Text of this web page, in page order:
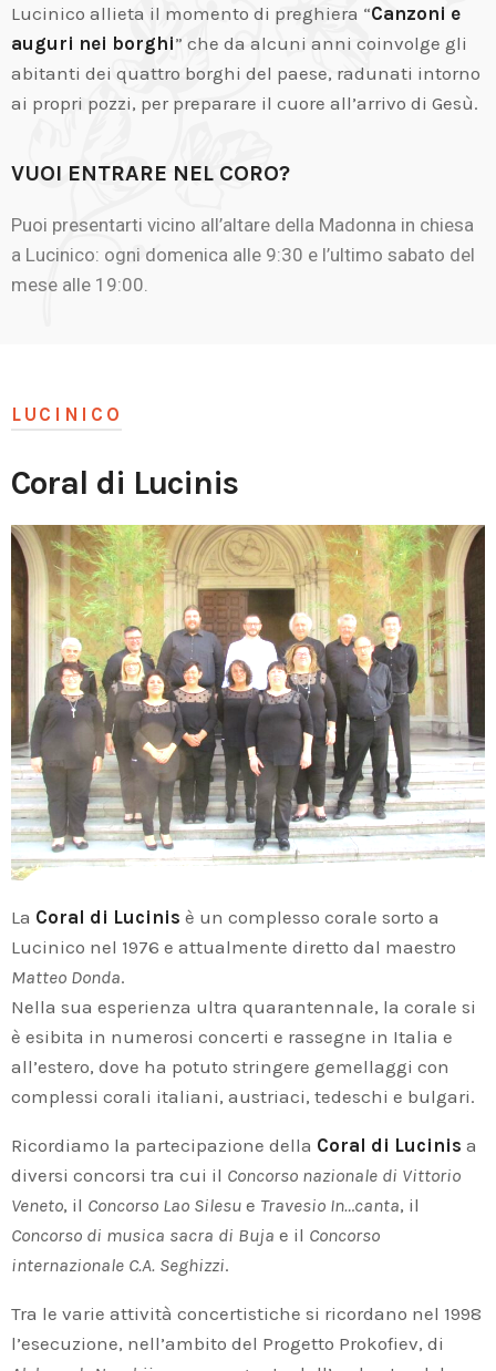
Lucinico allieta il momento di preghiera “Canzoni e
auguri nei borghi” che da alcuni anni coinvolge gli
abitanti dei quattro borghi del paese, radunati intorno
ai propri pozzi, per preparare il cuore all’arrivo di Gesù.
VUOI ENTRARE NEL CORO?
Puoi presentarti vicino all’altare della Madonna in chiesa
a Lucinico: ogni domenica alle 9:30 e l’ultimo sabato del
mese alle 19:00.
LUCINICO
Coral di Lucinis
La Coral di Lucinis è un complesso corale sorto a
Lucinico nel 1976 e attualmente diretto dal maestro
Matteo Donda.
Nella sua esperienza ultra quarantennale, la corale si
è esibita in numerosi concerti e rassegne in Italia e
all’estero, dove ha potuto stringere gemellaggi con
complessi corali italiani, austriaci, tedeschi e bulgari.
Ricordiamo la partecipazione della Coral di Lucinis a
diversi concorsi tra cui il Concorso nazionale di Vittorio
Veneto, il Concorso Lao Silesu e Travesio In…canta, il
Concorso di musica sacra di Buja e il Concorso
internazionale C.A. Seghizzi.
Tra le varie attività concertistiche si ricordano nel 1998
l’esecuzione, nell’ambito del Progetto Prokofiev, di